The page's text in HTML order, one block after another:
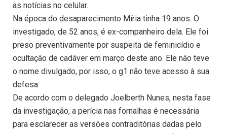
as notícias no celular.
Na época do desaparecimento Míria tinha 19 anos. O
investigado, de 52 anos, é ex-companheiro dela. Ele foi
preso preventivamente por suspeita de feminicídio e
ocultação de cadáver em março deste ano. Ele não teve
o nome divulgado, por isso, o g1 não teve acesso à sua
defesa.
De acordo com o delegado Joelberth Nunes, nesta fase
da investigação, a perícia nas fornalhas é necessária
para esclarecer as versões contraditórias dadas pelo